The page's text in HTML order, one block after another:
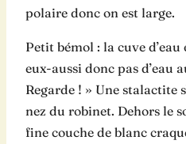
polaire donc on est large.
Petit bémol : la cuve
eux-aussi donc pas d’eau
Regarde ! » Une stalactite
nez du robinet. Dehors le
fine couche de blanc